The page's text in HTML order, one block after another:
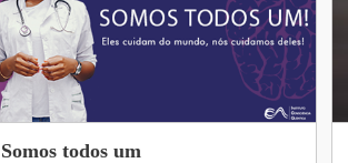
Somos todos um